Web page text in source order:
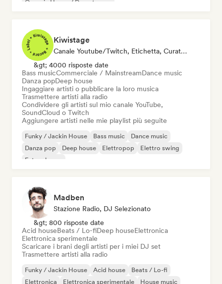
Organic House / Downtempo
Kiwistage
Canale Youtube/Twitch, Etichetta, Curatore Di Playlist, Stazione Radio
&gt; 4000 risposte date
Bass musicCommerciale / MainstreamDance music
Danza popDeep house
Ingaggiare artisti o pubblicare la loro musica
Trasmettere artisti alla radio
Condividere gli artisti sul mio canale YouTube,
SoundCloud o Twitch
Aggiungere artisti nelle mie playlist più seguite
Funky / Jackin House Bass music
Dance music
Danza pop
Deep house Elettropop
Elettro swing
Future house
Madben
Stazione Radio, DJ Selezionato
&gt; 800 risposte date
Acid houseBeats / Lo-fiDeep houseElettronica
Elettronica sperimentale
Scaricare i brani degli artisti per i miei DJ set
Trasmettere artisti alla radio
Funky / Jackin House Acid house
Beats / Lo-fi
Elettronica
Elettronica sperimentale House music